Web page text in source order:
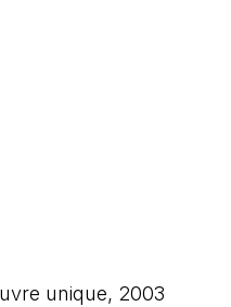
unique, 2003